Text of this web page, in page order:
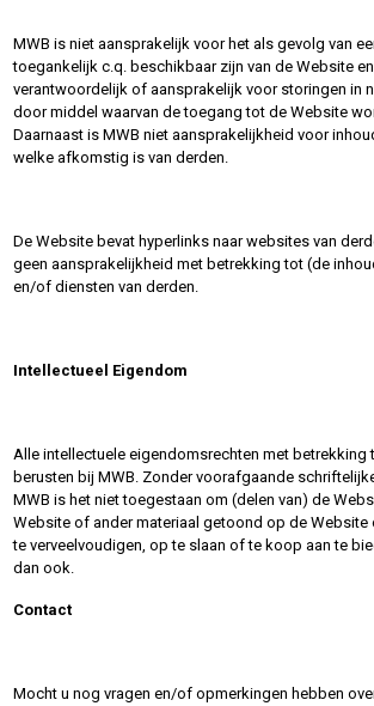
MWB is niet aansprakelijk voor het als gevolg van
toegankelijk c.q. beschikbaar zijn van de Website
verantwoordelijk of aansprakelijk voor storingen in
door middel waarvan de toegang tot de Website
Daarnaast is MWB niet aansprakelijkheid voor
welke afkomstig is van derden.
De Website bevat hyperlinks naar websites van
geen aansprakelijkheid met betrekking tot (de
en/of diensten van derden.
Intellectueel Eigendom
Alle intellectuele eigendomsrechten met betrekking
berusten bij MWB. Zonder voorafgaande
MWB is het niet toegestaan om (delen van) de
Website of ander materiaal getoond op de Website
te verveelvoudigen, op te slaan of te koop aan te
dan ook.
Contact
Mocht u nog vragen en/of opmerkingen hebben